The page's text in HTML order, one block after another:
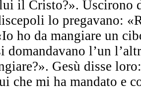
il Cristo?». Uscirono
lo pregavano:
ho da mangiare un
domandavano l’un
Gesù disse
che mi ha mandato e